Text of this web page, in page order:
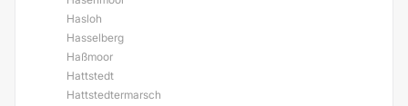
Hasloh
Hasselberg
Haßmoor
Hattstedt
Hattstedtermarsch